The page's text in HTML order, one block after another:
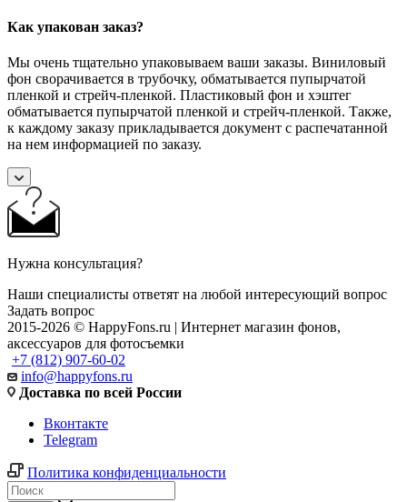
Как упакован заказ?
Мы очень тщательно упаковываем ваши заказы. Виниловый
фон сворачивается в трубочку, обматывается пупырчатой
пленкой и стрейч-пленкой. Пластиковый фон и хэштег
обматывается пупырчатой пленкой и стрейч-пленкой. Также,
к каждому заказу прикладывается документ с распечатанной
на нем информацией по заказу.
Нужна консультация?
Наши специалисты ответят на любой интересующий вопрос
Задать вопрос
2015-2026 © HappyFons.ru | Интернет магазин фонов,
аксессуаров для фотосъемки
+7 (812) 907-60-02
info@happyfons.ru
Доставка по всей России
Вконтакте
Telegram
Политика конфиденциальности